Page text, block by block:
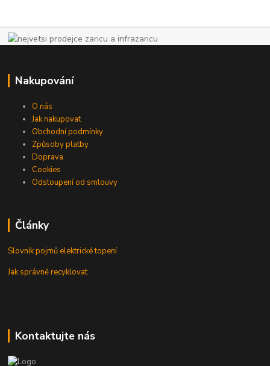
Nakupování
O nás
Jak nakupovat
Obchodní podmínky
Způsoby platby
Doprava
Cookies
Odstoupení od smlouvy
Články
Slovník pojmů elektrické topení
Jak správně recyklovat
Kontaktujte nás